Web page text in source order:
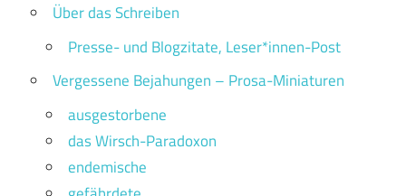
Über das Schreiben
Presse- und Blogzitate, Leser*innen-Post
Vergessene Bejahungen – Prosa-Miniaturen
ausgestorbene
das Wirsch-Paradoxon
endemische